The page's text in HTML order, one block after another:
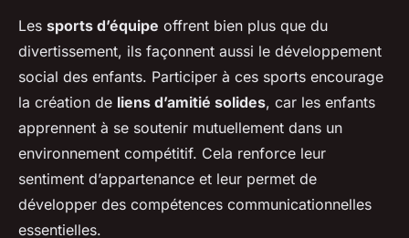
Les sports d’équipe offrent bien plus que du
divertissement, ils façonnent aussi le développement
social des enfants. Participer à ces sports encourage
la création de liens d’amitié solides, car les enfants
apprennent à se soutenir mutuellement dans un
environnement compétitif. Cela renforce leur
sentiment d’appartenance et leur permet de
développer des compétences communicationnelles
essentielles.